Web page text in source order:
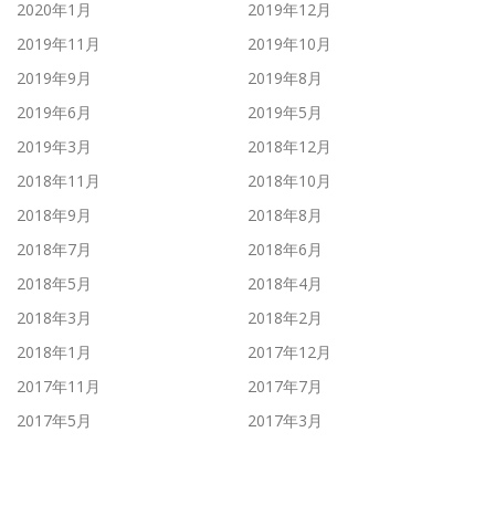
2020年1月
2019年12月
2019年11月
2019年10月
2019年9月
2019年8月
2019年6月
2019年5月
2019年3月
2018年12月
2018年11月
2018年10月
2018年9月
2018年8月
2018年7月
2018年6月
2018年5月
2018年4月
2018年3月
2018年2月
2018年1月
2017年12月
2017年11月
2017年7月
2017年5月
2017年3月